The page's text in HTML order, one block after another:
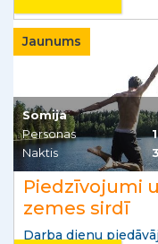
Jaunums
Somija
Personas
1
Naktis
3
Piedzīvojumi
zemes sirdī
Darba dienu